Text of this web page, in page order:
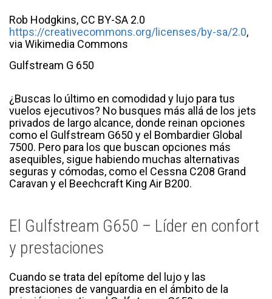
Rob Hodgkins, CC BY-SA 2.0
https://creativecommons.org/licenses/by-sa/2.0,
via Wikimedia Commons
Gulfstream G 650
¿Buscas lo último en comodidad y lujo para tus
vuelos ejecutivos? No busques más allá de los jets
privados de largo alcance, donde reinan opciones
como el Gulfstream G650 y el Bombardier Global
7500. Pero para los que buscan opciones más
asequibles, sigue habiendo muchas alternativas
seguras y cómodas, como el Cessna C208 Grand
Caravan y el Beechcraft King Air B200.
El Gulfstream G650 – Líder en confort
y prestaciones
Cuando se trata del epítome del lujo y las
prestaciones de vanguardia en el ámbito de la